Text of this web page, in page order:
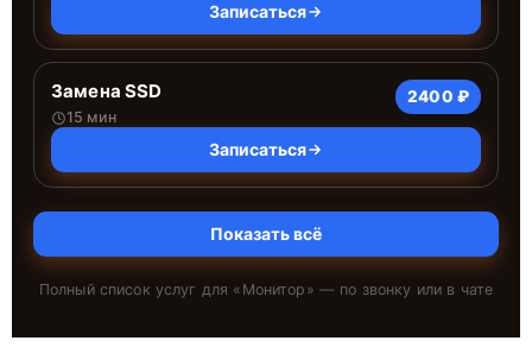
Записаться
Замена SSD
15 мин
2400 ₽
Записаться
Показать всё
Полный список услуг для « Монитор » — по звонку или в чате